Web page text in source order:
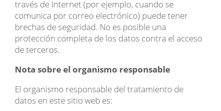
través de Internet (por ejemplo, cuando se
comunica por correo electrónico) puede tener
brechas de seguridad. No es posible una
protección completa de los datos contra el acceso
de terceros.
Nota sobre el organismo responsable
El organismo responsable del tratamiento de
datos en este sitio web es: